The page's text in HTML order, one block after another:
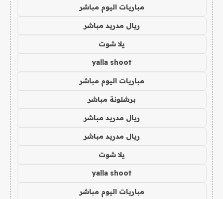
مباريات اليوم مباشر
ريال مدريد مباشر
يلا شوت
yalla shoot
مباريات اليوم مباشر
برشلونة مباشر
ريال مدريد مباشر
ريال مدريد مباشر
يلا شوت
yalla shoot
مباريات اليوم مباشر